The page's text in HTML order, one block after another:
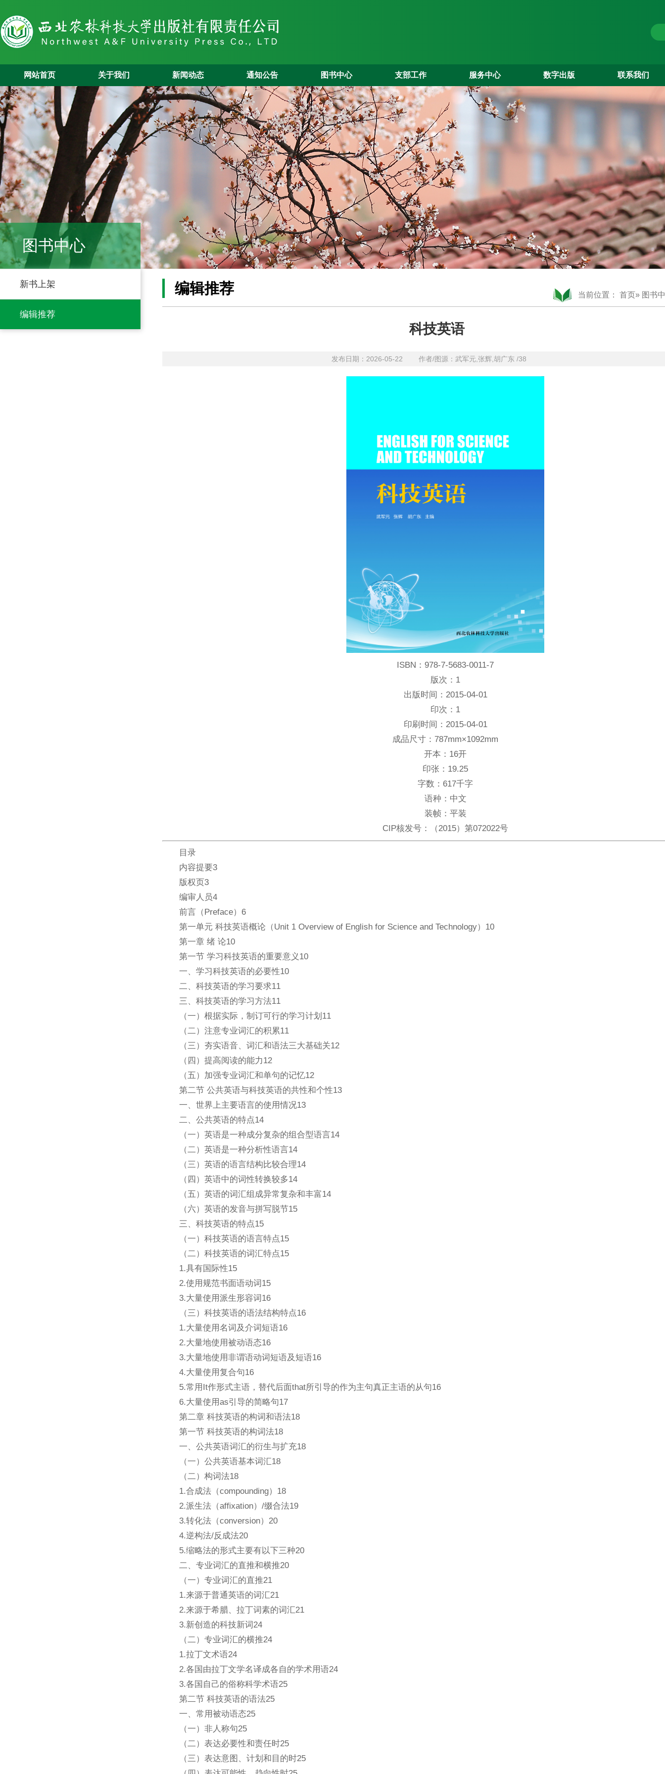
网站首页 关于我们 新闻动态 通知公告 图书中心 支部工作 服务中心 数字出版 联系我们
图书中心
新书上架
编辑推荐
当前位置： 首页» 图书
编辑推荐
科技英语
发布日期：2026-05-22 作者/图源：武军元,张辉,胡广东 /38
ISBN： 978-7-5683-0011-7
版次： 1
出版时间： 2015-04-01
印次： 1
印刷时间： 2015-04-01
成品尺寸： 787mm×1092mm
开本： 16开
印张： 19.25
字数： 617千字
语种： 中文
装帧： 平装
CIP核发号：
（2015）第072022号
目录
内容提要3
版权页3
编审人员4
前言（Preface）6
第一单元 科技英语概论（Unit 1 Overview of English for Science and Technology）10
第一章 绪 论10
第一节 学习科技英语的重要意义10
一、学习科技英语的必要性10
二、科技英语的学习要求11
三、科技英语的学习方法11
（一）根据实际，制订可行的学习计划11
（二）注意专业词汇的积累11
（三）夯实语音、词汇和语法三大基础关12
（四）提高阅读的能力12
（五）加强专业词汇和单句的记忆12
第二节 公共英语与科技英语的共性和个性13
一、世界上主要语言的使用情况13
二、公共英语的特点14
（一）英语是一种成分复杂的组合型语言14
（二）英语是一种分析性语言14
（三）英语的语言结构比较合理14
（四）英语中的词性转换较多14
（五）英语的词汇组成异常复杂和丰富14
（六）英语的发音与拼写脱节15
三、科技英语的特点15
（一）科技英语的语言特点15
（二）科技英语的词汇特点15
1.具有国际性15
2.使用规范书面语动词15
3.大量使用派生形容词16
（三）科技英语的语法结构特点16
1.大量使用名词及介词短语16
2.大量地使用被动语态16
3.大量地使用非谓语动词短语及短语16
4.大量使用复合句16
5.常用It作形式主语，替代后面that所引导的作为主句真正主语的从句16
6.大量使用as引导的简略句17
第二章 科技英语的构词和语法18
第一节 科技英语的构词法18
一、公共英语词汇的衍生与扩充18
（一）公共英语基本词汇18
（二）构词法18
1.合成法（compounding）18
2.派生法（affixation）/缀合法19
3.转化法（conversion）20
4.逆构法/反成法20
5.缩略法的形式主要有以下三种20
二、专业词汇的直推和横推20
（一）专业词汇的直推21
1.来源于普通英语的词汇21
2.来源于希腊、拉丁词素的词汇21
3.新创造的科技新词24
（二）专业词汇的横推24
1.拉丁文术语24
2.各国由拉丁文学名译成各自的学术用语24
3.各国自己的俗称科学术语25
第二节 科技英语的语法25
一、常用被动语态25
（一）非人称句25
（二）表达必要性和责任时25
（三）表达意图、计划和目的时25